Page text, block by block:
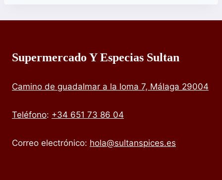
Supermercado Y Especias Sultan
Camino de guadalmar a la loma 7, Málaga 29004
Teléfono: +34 651 73 86 04
Correo electrónico: hola@sultanspices.es